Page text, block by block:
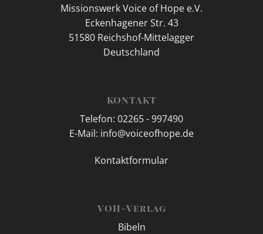
Missionswerk Voice of Hope e.V.
Eckenhagener Str. 43
51580 Reichshof-Mittelagger
Deutschland
KONTAKT
Telefon: 02265 - 997490
E-Mail: info@voiceofhope.de
Kontaktformular
VOH-Verlag
Bibeln